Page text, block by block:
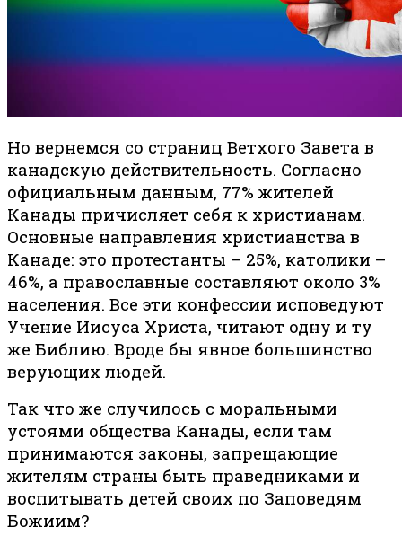
Но вернемся со страниц Ветхого Завета в
канадскую действительность. Согласно
официальным данным, 77% жителей
Канады причисляет себя к христианам.
Основные направления христианства в
Канаде: это протестанты – 25%, католики –
46%, а православные составляют около 3%
населения. Все эти конфессии исповедуют
Учение Иисуса Христа, читают одну и ту
же Библию. Вроде бы явное большинство
верующих людей.
Так что же случилось с моральными
устоями общества Канады, если там
принимаются законы, запрещающие
жителям страны быть праведниками и
воспитывать детей своих по Заповедям
Божиим?